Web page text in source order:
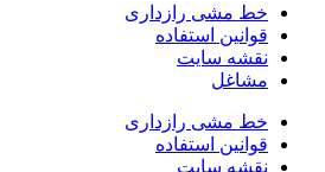
خط مشی رازداری
قوانین استفاده
نقشه سایت
مشاغل
خط مشی رازداری
قوانین استفاده
نقشه سایت